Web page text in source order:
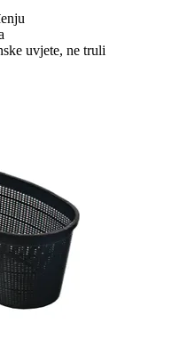
uvjete, ne truli